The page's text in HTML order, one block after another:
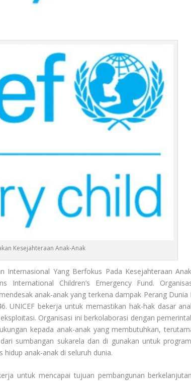
Kesejahteraan Anak-Anak
Internasional Yang Berfokus Pada Kesejahteraan
Children’s Emergency Fund.
anak-anak yang terkena dampak Perang Dunia
UNICEF bekerja untuk memastikan hak-hak dasar
Organisasi ini berkolaborasi dengan
kepada anak-anak yang membutuhkan,
sumbangan sukarela dan di gunakan untuk
anak-anak di seluruh dunia.
untuk mencapai tujuan pembangunan